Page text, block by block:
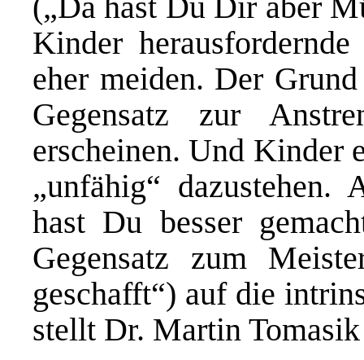
Kinder
eher meiden. Der
Gegensatz zur
erscheinen. Und Kinder
„unfähig“ dazustehen.
hast Du besser
Gegensatz zum
geschafft“) auf die
stellt Dr. Martin